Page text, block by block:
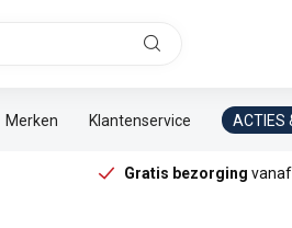
Merken Klantenservice ACTIES
Gratis bezorging